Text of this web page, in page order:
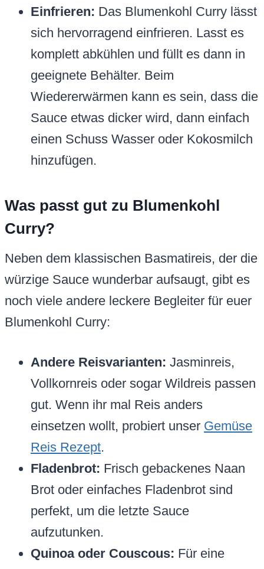
Einfrieren: Das Blumenkohl Curry lässt
sich hervorragend einfrieren. Lasst es
komplett abkühlen und füllt es dann in
geeignete Behälter. Beim
Wiedererwärmen kann es sein, dass die
Sauce etwas dicker wird, dann einfach
einen Schuss Wasser oder Kokosmilch
hinzufügen.
Was passt gut zu Blumenkohl
Curry?
Neben dem klassischen Basmatireis, der die
würzige Sauce wunderbar aufsaugt, gibt es
noch viele andere leckere Begleiter für euer
Blumenkohl Curry:
Andere Reisvarianten: Jasminreis,
Vollkornreis oder sogar Wildreis passen
gut. Wenn ihr mal Reis anders
einsetzen wollt, probiert unser Gemüse
Reis Rezept.
Fladenbrot: Frisch gebackenes Naan
Brot oder einfaches Fladenbrot sind
perfekt, um die letzte Sauce
aufzutunken.
Quinoa oder Couscous: Für eine